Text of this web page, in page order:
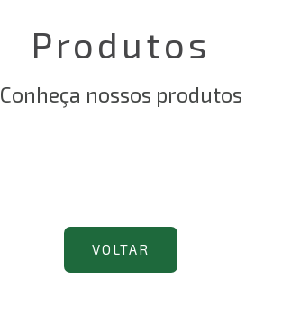
Produtos
Conheça nossos produtos
VOLTAR